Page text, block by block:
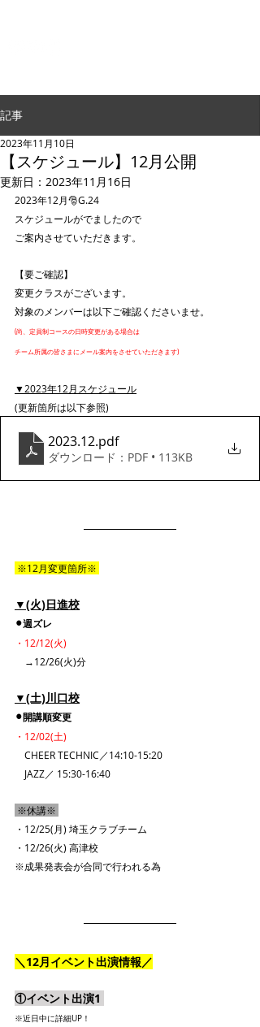
記事
【スケジュール】12月公開
2023年11月10日
更新日： 2023年11月16日
2023年12月🎅G.24
スケジュールがでましたので
ご案内させていただきます。
【要ご確認】
変更クラスがございます。
対象のメンバーは以下ご確認くださいませ。
(尚、定員制コースの日時変更がある場合は
チーム所属の皆さまにメール案内をさせていただきます)
▼2023年12月スケジュール
(更新箇所は以下参照)
2023.12.pdf
ダウンロード：PDF • 113KB
※12月変更箇所※
▼(火)日進校
⚫︎週ズレ
・12/12(火)
→12/26(火)分
▼(土)川口校
⚫︎開講順変更
・12/02(土)
CHEER TECHNIC／14:10-15:20
JAZZ／ 15:30-16:40
※休講※
・12/25(月) 埼玉クラブチーム
・12/26(火) 高津校
※成果発表会が合同で行われる為
＼12月イベント出演情報／
①イベント出演1
※近日中に詳細UP！